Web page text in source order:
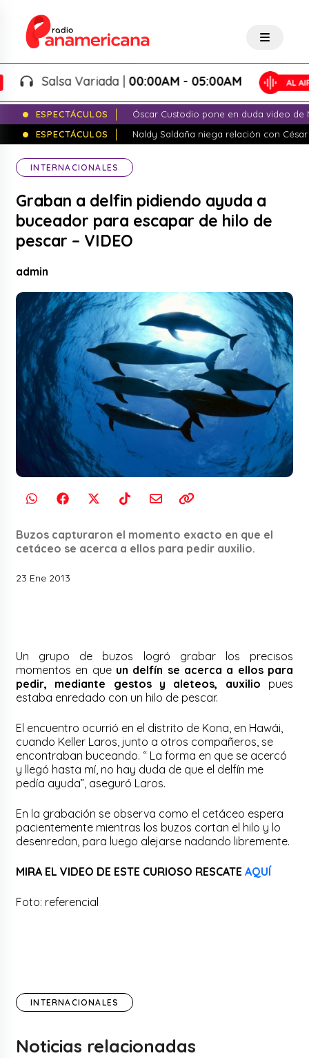
Salsa Variada |00:00AM - 05:00AM
ESPECTÁCULOS
Óscar Custodio pone en duda video de
ESPECTÁCULOS
Naldy Saldaña niega relación con
INTERNACIONALES
Graban a delfin pidiendo ayuda a
buceador para escapar de hilo de
pescar – VIDEO
admin
Buzos capturaron el momento exacto en que el
cetáceo se acerca a ellos para pedir auxilio.
23 Ene 2013
Un grupo de buzos logró grabar los precisos
momentos en que un delfín se acerca a ellos para
pedir, mediante gestos y aleteos, auxilio pues
estaba enredado con un hilo de pescar.
El encuentro ocurrió en el distrito de Kona, en Hawái,
cuando Keller Laros, junto a otros compañeros, se
encontraban buceando. “ La forma en que se acercó
y llegó hasta mí, no hay duda de que el delfín me
pedía ayuda”, aseguró Laros.
En la grabación se observa como el cetáceo espera
pacientemente mientras los buzos cortan el hilo y lo
desenredan, para luego alejarse nadando libremente.
MIRA EL VIDEO DE ESTE CURIOSO RESCATEAQUÍ
Foto: referencial
INTERNACIONALES
Noticias relacionadas